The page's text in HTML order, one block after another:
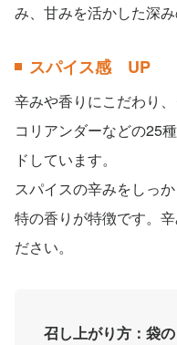
み、甘みを活かした深
スパイス感 UP
辛みや香りにこだわり
コリアンダーなどの25
ドしています。
スパイスの辛みをしっ
特の香りが特徴です。
ださい。
召し上がり方：袋